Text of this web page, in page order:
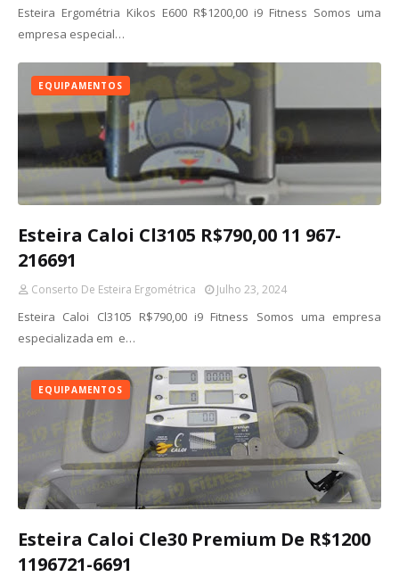
Esteira Ergométria Kikos E600 R$1200,00 i9 Fitness Somos uma
empresa especial…
EQUIPAMENTOS
Esteira Caloi Cl3105 R$790,00 11 967-
216691
Conserto De Esteira Ergométrica Julho 23, 2024
Esteira Caloi Cl3105 R$790,00 i9 Fitness Somos uma empresa
especializada em e…
EQUIPAMENTOS
Esteira Caloi Cle30 Premium De R$1200
1196721-6691